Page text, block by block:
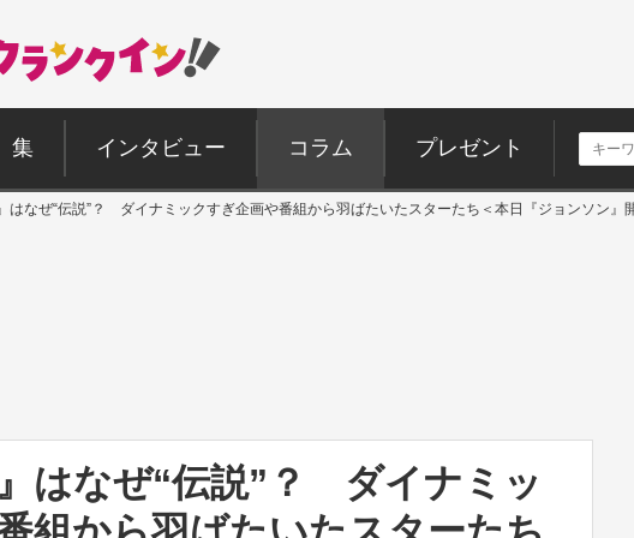
集 インタビュー コラム プレゼント
はなぜ“伝説”？ ダイナミックすぎ企画や番組から羽ばたいたスターたち＜本日『ジョンソン』
』はなぜ“伝説”？ ダイナミッ